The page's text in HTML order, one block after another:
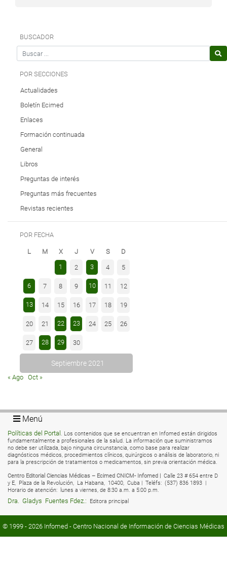
BUSCADOR
Search for
POR SECCIONES
Actualidades
Boletín Ecimed
Enlaces
Formación continuada
General
Libros
Preguntas de interés
Preguntas más frecuentes
Revistas recientes
POR FECHA
Septiembre 2021
L M X J V S
D
1
2 3 4 5
6 7 8 9 10 11 12
13 14 15 16 17 18 19
20 21 22 23 24 25 26
27 28 29 30
« Ago Oct »
Menú
Políticas del Portal . Los contenidos que se encuentran en Infomed están dirigidos
fundamentalmente a profesionales de la salud. La información que suministramos
no debe ser utilizada, bajo ninguna circunstancia, como base para realizar
diagnósticos médicos, procedimientos clínicos, quirúrgicos o análisis de laboratorio, ni
para la prescripción de tratamientos o medicamentos, sin previa orientación médica.
Centro Editorial Ciencias Médicas – Ecimed CNICM- Infomed | Calle 23 # 654 entre D
y E, Plaza de la Revolución, La Habana, 10400, Cuba | Teléfs: (537) 836 1893 |
Horario de atención:
lunes a viernes, de 8:30 a.m. a 5:00 p.m.
Dra. Gladys Fuentes Fdez.: Editora principal
© 1999 - 2026 Infomed - Centro Nacional de Información de Ciencias Médicas